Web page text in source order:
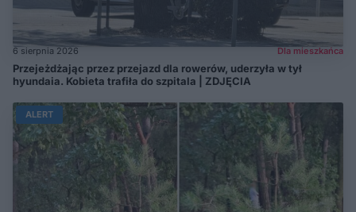
6 sierpnia 2026 Dla mieszkańca
Przejeżdżając przez przejazd dla rowerów, uderzyła w tył
hyundaia. Kobieta trafiła do szpitala | ZDJĘCIA
ALERT